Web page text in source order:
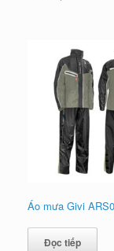
Áo mưa Givi
Đọc tiếp